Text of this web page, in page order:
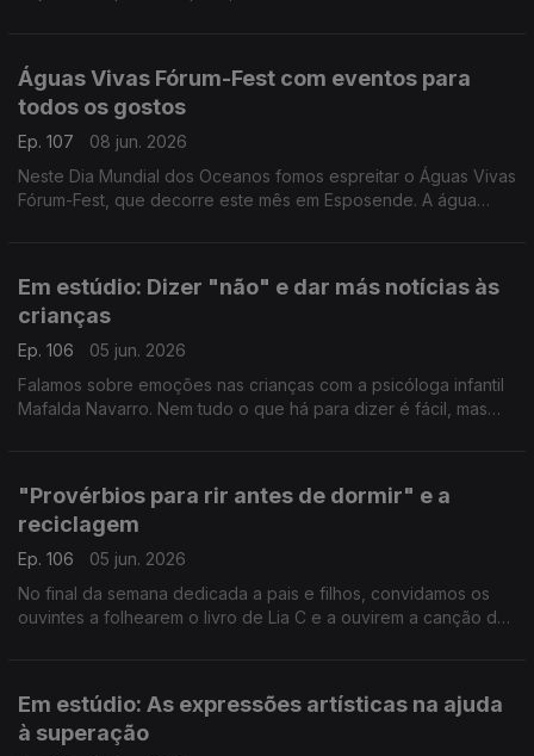
Águas Vivas Fórum-Fest com eventos para
todos os gostos
Ep. 107
08 jun. 2026
Neste Dia Mundial dos Oceanos fomos espreitar o Águas Vivas
Fórum-Fest, que decorre este mês em Esposende. A água
Em estúdio: Dizer "não" e dar más notícias às
crianças
Ep. 106
05 jun. 2026
Falamos sobre emoções nas crianças com a psicóloga infantil
Mafalda Navarro. Nem tudo o que há para dizer é fácil, mas
"Provérbios para rir antes de dormir" e a
reciclagem
Ep. 106
05 jun. 2026
No final da semana dedicada a pais e filhos, convidamos os
ouvintes a folhearem o livro de Lia C e a ouvirem a canção da
Em estúdio: As expressões artísticas na ajuda
à superação